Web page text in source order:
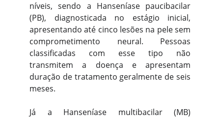
níveis, sendo a Hanseníase paucibacilar
(PB), diagnosticada no estágio inicial,
apresentando até cinco lesões na pele sem
comprometimento neural. Pessoas
classificadas com esse tipo não
transmitem a doença e apresentam
duração de tratamento geralmente de seis
meses.
Já a Hanseníase multibacilar (MB)